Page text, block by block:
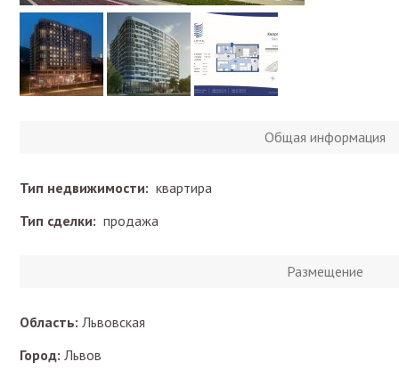
Общая информация
Тип недвижимости: квартира
Тип сделки: продажа
Размещение
Область: Львовская
Город: Львов